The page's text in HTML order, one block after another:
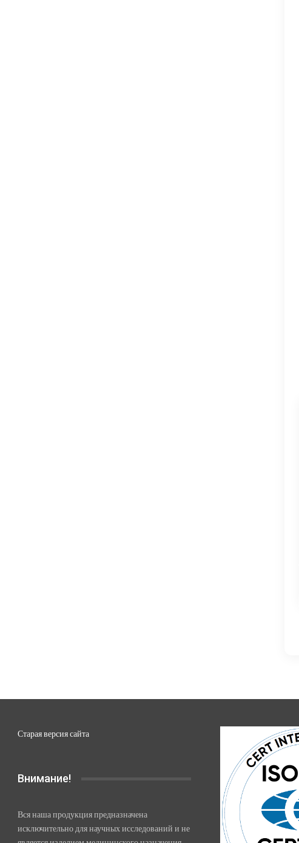
Старая версия сайта
Внимание!
Вся наша продукция предназначена
исключительно для научных исследований и не